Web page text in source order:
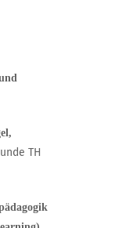
TH